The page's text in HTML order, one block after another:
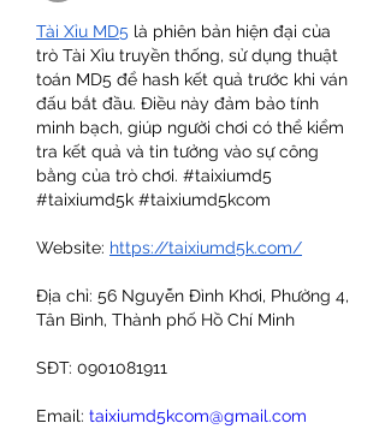
Tài Xỉu MD5 là phiên bản hiện đại của
trò Tài Xỉu truyền thống, sử dụng thuật
toán MD5 để hash kết quả trước khi ván
đấu bắt đầu. Điều này đảm bảo tính
minh bạch, giúp người chơi có thể kiểm
tra kết quả và tin tưởng vào sự công
bằng của trò chơi. #taixiumd5
#taixiumd5k #taixiumd5kcom
Website: https://taixiumd5k.com/
Địa chỉ: 56 Nguyễn Đình Khơi, Phường 4,
Tân Bình, Thành phố Hồ Chí Minh
SĐT: 0901081911
Email: taixiumd5kcom@gmail.com